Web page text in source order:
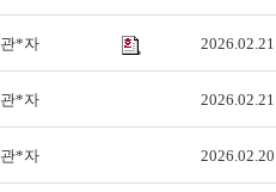
관*자 2026.02.21
관*자 2026.02.21
관*자 2026.02.20